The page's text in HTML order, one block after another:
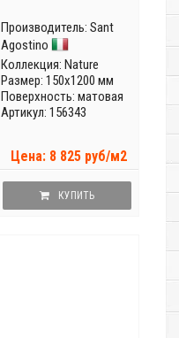
Производитель: Sant
Agostino
Коллекция: Nature
Размер: 150x1200 мм
Поверхность: матовая
Артикул: 156343
Цена: 8 825 руб/м2
КУПИТЬ